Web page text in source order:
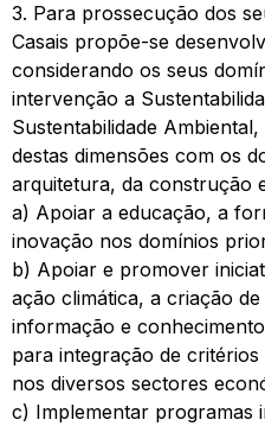
3. Para prossecução dos
Casais propõe-se
considerando os seus
intervenção a
Sustentabilidade
destas dimensões com os
arquitetura, da construção
a) Apoiar a educação, a
inovação nos domínios
b) Apoiar e promover
ação climática, a criação
informação e
para integração de
nos diversos sectores
c) Implementar programas